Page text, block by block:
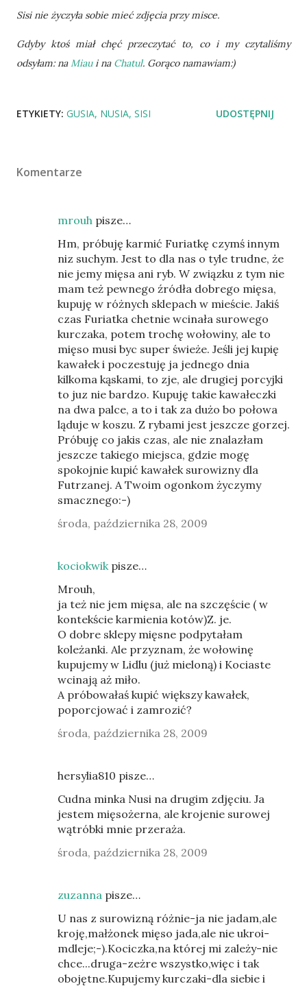
Sisi nie życzyła sobie mieć zdjęcia przy misce.
Gdyby ktoś miał chęć przeczytać to, co i my czytaliśmy
odsyłam: naMiaui na Chatul. Gorąco namawiam:)
ETYKIETY: GUSIA NUSIA SISI UDOSTĘPNIJ
Komentarze
mrouh pisze…
Hm, próbuję karmić Furiatkę czymś innym
niz suchym. Jest to dla nas o tyle trudne, że
nie jemy mięsa ani ryb. W związku z tym nie
mam też pewnego źródła dobrego mięsa,
kupuję w różnych sklepach w mieście. Jakiś
czas Furiatka chetnie wcinała surowego
kurczaka, potem trochę wołowiny, ale to
mięso musi byc super świeże. Jeśli jej kupię
kawałek i poczestuję ja jednego dnia
kilkoma kąskami, to zje, ale drugiej porcyjki
to juz nie bardzo. Kupuję takie kawałeczki
na dwa palce, a to i tak za dużo bo połowa
ląduje w koszu. Z rybami jest jeszcze gorzej.
Próbuję co jakis czas, ale nie znalazłam
jeszcze takiego miejsca, gdzie mogę
spokojnie kupić kawałek surowizny dla
Futrzanej. A Twoim ogonkom życzymy
smacznego:-)
środa, października 28, 2009
kociokwikpisze…
Mrouh,
ja też nie jem mięsa, ale na szczęście ( w
kontekście karmienia kotów)Z. je.
O dobre sklepy mięsne podpytałam
koleżanki. Ale przyznam, że wołowinę
kupujemy w Lidlu (już mieloną) i Kociaste
wcinają aż miło.
A próbowałaś kupić większy kawałek,
poporcjować i zamrozić?
środa, października 28, 2009
hersylia810 pisze…
Cudna minka Nusi na drugim zdjęciu. Ja
jestem mięsożerna, ale krojenie surowej
wątróbki mnie przeraża.
środa, października 28, 2009
zuzanna pisze…
U nas z surowizną różnie-ja nie jadam,ale
kroję,małżonek mięso jada,ale nie ukroi-
mdleje;-).Kociczka,na której mi zależy-nie
chce...druga-zeżre wszystko,więc i tak
obojętne.Kupujemy kurczaki-dla siebie i